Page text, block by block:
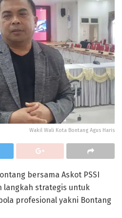
Wakil Wali Kota Bontang Agus Haris
bersama Askot PSSI
langkah strategis untuk
profesional yakni Bontang